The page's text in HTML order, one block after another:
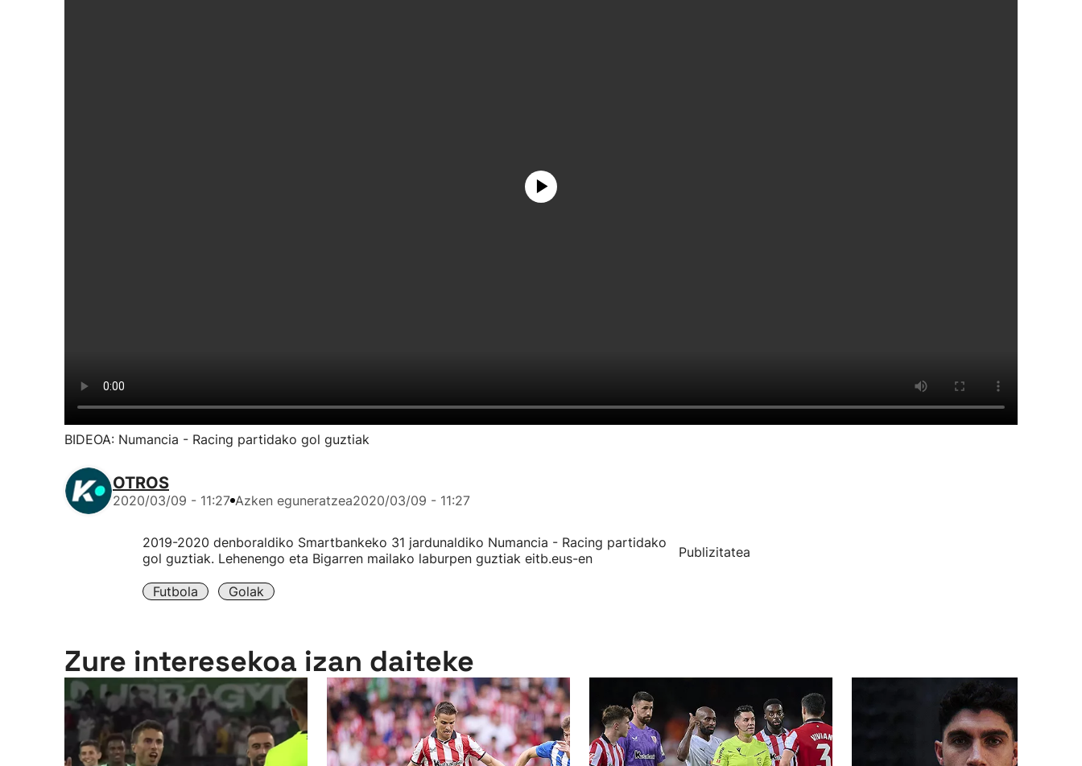
BIDEOA: Numancia - Racing partidako gol guztiak
OTROS
2020/03/09 - 11:27 Azken eguneratzea2020/03/09 - 11:27
2019-2020 denboraldiko Smartbankeko 31 jardunaldiko Numancia - Racing partidako
gol guztiak. Lehenengo eta Bigarren mailako laburpen guztiak eitb.eus-en
Futbola Golak
Publizitatea
Zure interesekoa izan daiteke